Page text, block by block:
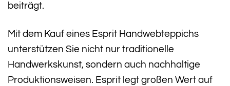
beiträgt.
Mit dem Kauf eines Esprit Handwebteppichs
unterstützen Sie nicht nur traditionelle
Handwerkskunst, sondern auch nachhaltige
Produktionsweisen. Esprit legt großen Wert auf